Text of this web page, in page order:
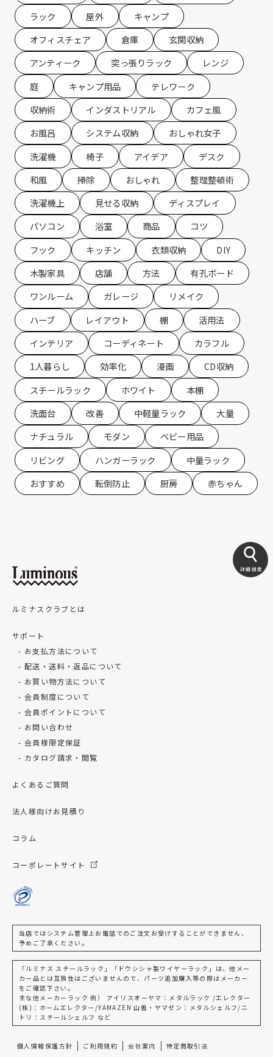
ラック
屋外
キャンプ
オフィスチェア
倉庫
玄関収納
アンティーク
突っ張りラック
レンジ
庭
キャンプ用品
テレワーク
収納術
インダストリアル
カフェ風
お風呂
システム収納
おしゃれ女子
洗濯機
椅子 アイデア
デスク
和風
掃除 おしゃれ
整理整頓術
洗濯機上
見せる収納
ディスプレイ
パソコン
浴室 商品
コツ
フック
キッチン 衣類収納
DIY
木製家具
店舗 方法
有孔ボード
ワンルーム
ガレージ
リメイク
ハーブ
レイアウト 棚
活用法
インテリア
コーディネート
カラフル
1人暮らし
効率化 漫画
CD収納
スチールラック
ホワイト
本棚
洗面台
改善 中軽量ラック
大量
ナチュラル
モダン
ベビー用品
リビング
ハンガーラック
中量ラック
おすすめ
転倒防止 厨房 赤ちゃん
詳細検索
ルミナスクラブとは
サポート
お支払方法について
配送・送料・返品について
お買い物方法について
会員制度について
会員ポイントについて
お問い合わせ
会員様限定保証
カタログ請求・閲覧
よくあるご質問
法人様向けお見積り
コラム
コーポレートサイト
当店ではシステム管理上お電話でのご注文お受けすることができません、
予めご了承ください。
「ルミナス スチールラック」「ドウシシャ製ワイヤーラック」は、他メー
カー品とは互換性はございませんので、パーツ追加購入等の際はメーカー
をご確認下さい。
主な他メーカーラック 例） アイリスオーヤマ：メタルラック /エレクター
(株)：ホームエレクター/YAMAZEN 山善・ヤマゼン：メタルシェルフ/ニ
トリ：スチールシェルフ など
個人情報保護方針 ご利用規約 会社案内 特定商取引法